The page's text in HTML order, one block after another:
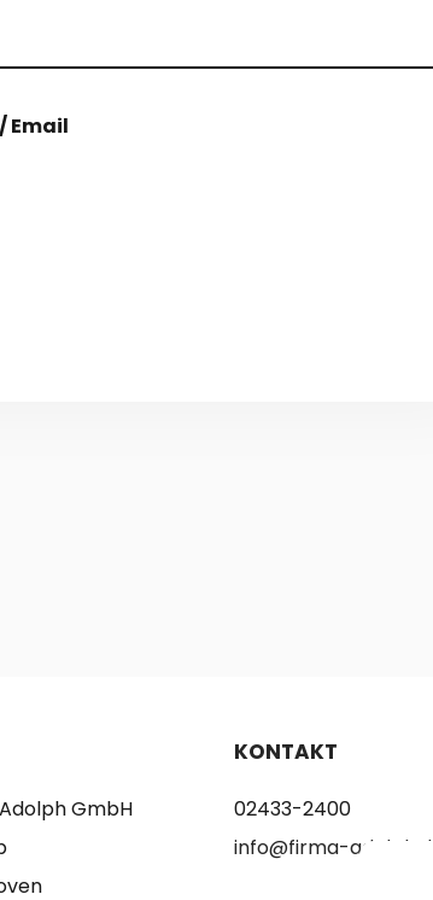
Email
GmbH
KONTAKT
02433-2400
info@firma-adolph.de